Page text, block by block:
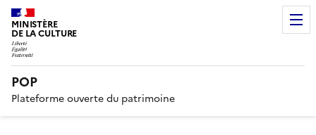
MINISTÈRE
DE LA CULTURE
POP
Plateforme ouverte du patrimoine